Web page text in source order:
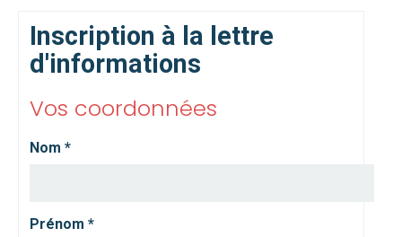
Inscription à la lettre
d'informations
Vos coordonnées
Nom *
Prénom *